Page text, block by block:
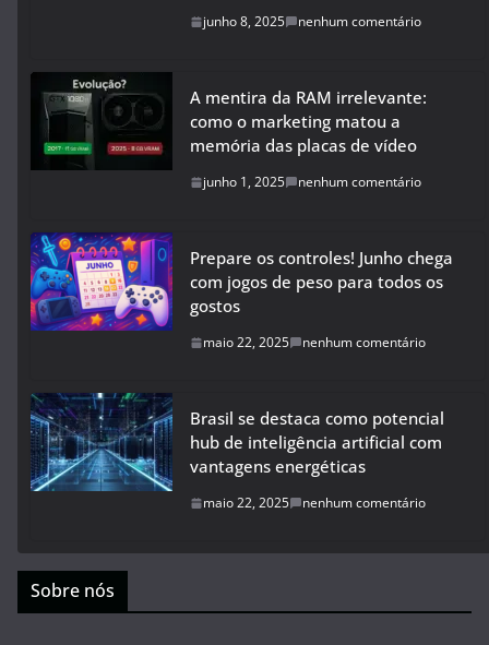
junho 8, 2025 nenhum comentário
A mentira da RAM irrelevante:
como o marketing matou a
memória das placas de vídeo
junho 1, 2025 nenhum comentário
Prepare os controles! Junho chega
com jogos de peso para todos os
gostos
maio 22, 2025 nenhum comentário
Brasil se destaca como potencial
hub de inteligência artificial com
vantagens energéticas
maio 22, 2025 nenhum comentário
Sobre nós